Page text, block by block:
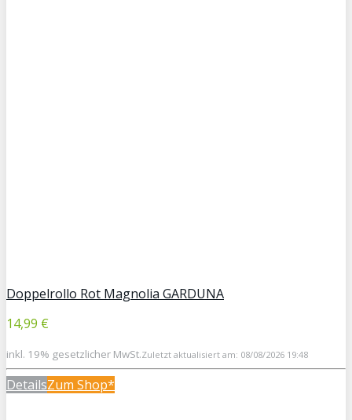
Doppelrollo Rot Magnolia GARDUNA
14,99 €
inkl. 19% gesetzlicher MwSt.Zuletzt aktualisiert am: 08/08/2026 19:48
DetailsZum Shop*